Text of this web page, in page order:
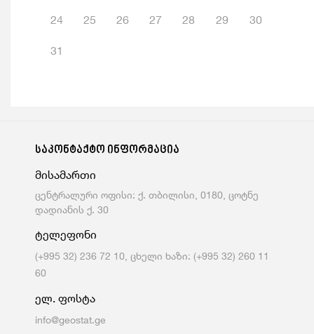
24 25 26 27 28 29 30
31
საკონტაქტო ინფორმაცია
მისამართი
ცენტრალური ოფისი: ქ. თბილისი, 0180, ცოტნე
დადიანის ქ. 30
ტელეფონი
(+995 32) 236 72 10, ცხელი ხაზი: (+995 32) 260 11
60
ელ. ფოსტა
info@geostat.ge